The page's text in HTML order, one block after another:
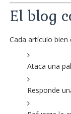
El blog
Cada artículo bien
Ataca una
Responde